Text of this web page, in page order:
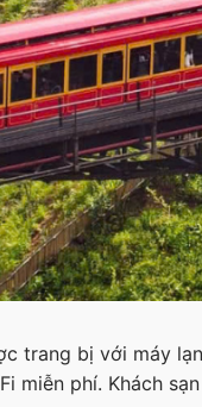
trang bị với máy
miễn phí. Khách